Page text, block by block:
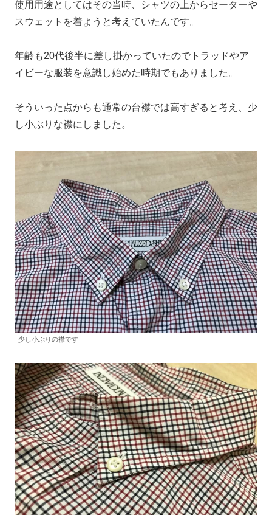
使用用途としてはその当時、シャツの上からセーターや
スウェットを着ようと考えていたんです。
年齢も20代後半に差し掛かっていたのでトラッドやア
イビーな服装を意識し始めた時期でもありました。
そういった点からも通常の台襟では高すぎると考え、少
し小ぶりな襟にしました。
少し小ぶりの襟です